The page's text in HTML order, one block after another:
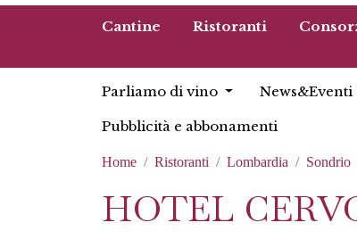
Cantine Ristoranti
Parliamo di vino
Pubblicità e abbonamenti
Home Ristoranti Lombardia Sondrio
HOTEL